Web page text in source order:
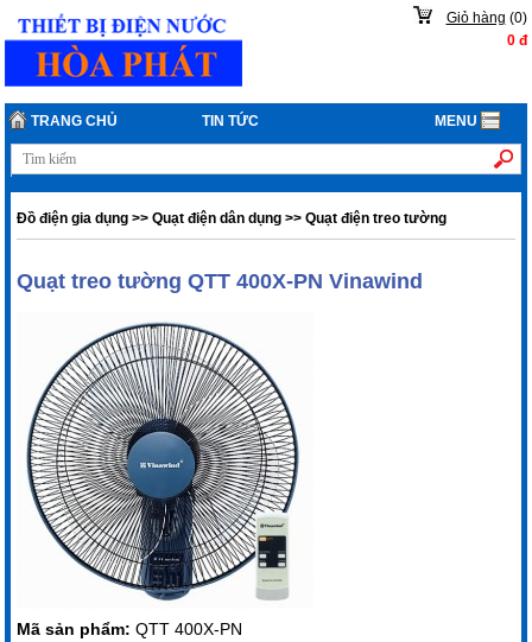
Giỏ hàng (0)
0đ
TRANG CHỦ TIN TỨC MENU
Đồ điện gia dụng >>Quạt điện dân dụng >>Quạt điện treo tường
Quạt treo tường QTT 400X-PN Vinawind
Mã sản phẩm:QTT 400X-PN